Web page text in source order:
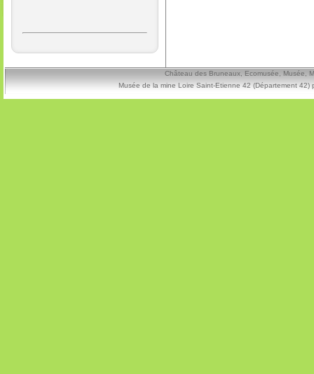
Château des Bruneaux, Ecomusée, Musée,
Musée de la mine Loire Saint-Etienne 42 (Département